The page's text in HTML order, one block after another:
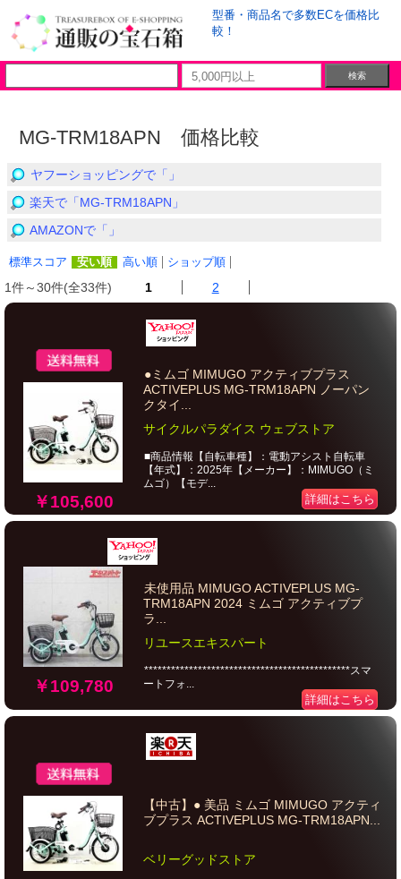
型番・商品名で多数ECを価格比
較！
MG-TRM18APN 価格比較
ヤフーショッピングで「」
楽天で「MG-TRM18APN」
AMAZONで「」
標準スコア 安い順 高い順 ショップ順
1件～30件(全33件) 1 2
￥105,600
●ミムゴ MIMUGO アクティブプラス
ACTIVEPLUS MG-TRM18APN ノーパン
クタイ...
サイクルパラダイス ウェブストア
■商品情報【自転車種】：電動アシスト自転車
【年式】：2025年【メーカー】：MIMUGO（ミ
ムゴ）【モデ...
詳細はこちら
￥109,780
未使用品 MIMUGO ACTIVEPLUS MG-
TRM18APN 2024 ミムゴ アクティブプ
ラ...
リユースエキスパート
**********************************************スマ
ートフォ...
詳細はこちら
【中古】● 美品 ミムゴ MIMUGO アクティ
ブプラス ACTIVEPLUS MG-TRM18APN...
ベリーグッドストア